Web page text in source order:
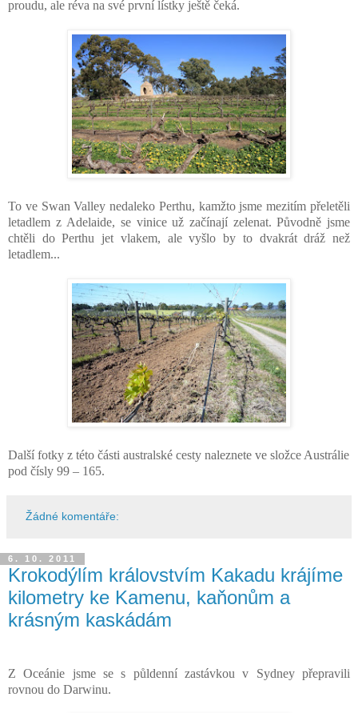
proudu, ale réva na své první lístky ještě čeká.
To ve Swan Valley nedaleko Perthu, kamžto jsme mezitím přeletěli
letadlem z Adelaide, se vinice už začínají zelenat. Původně jsme
chtěli do Perthu jet vlakem, ale vyšlo by to dvakrát dráž než
letadlem...
Další fotky z této části australské cesty naleznete ve složce Austrálie
pod čísly 99 – 165.
Žádné komentáře:
6. 10. 2011
Krokodýlím královstvím Kakadu krájíme
kilometry ke Kamenu, kaňonům a
krásným kaskádám
Z Oceánie jsme se s půldenní zastávkou v Sydney přepravili
rovnou do Darwinu.